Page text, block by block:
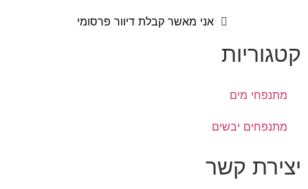
אני מאשר קבלת דיוור פרסומי
קטגוריות
מתנפחי מים
מתנפחים יבשים
יצירת קשר